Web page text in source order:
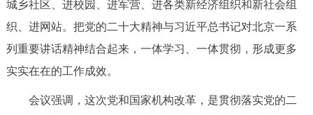
城乡社区、进校园、进军营、进各类新经济组织和新社会组
织、进网站。把党的二十大精神与习近平总书记对北京一系
列重要讲话精神结合起来，一体学习、一体贯彻，形成更多
实实在在的工作成效。
会议强调，这次党和国家机构改革，是贯彻落实党的二